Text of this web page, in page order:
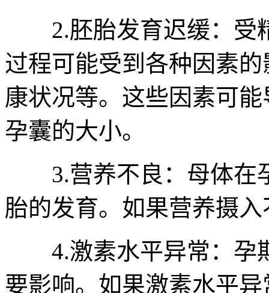
2.胚胎发育迟缓：受
过程可能受到各种因素
康状况等。这些因素可
孕囊的大小。
3.营养不良：母体在
胎的发育。如果营养摄
4.激素水平异常：孕
要影响。如果激素水平